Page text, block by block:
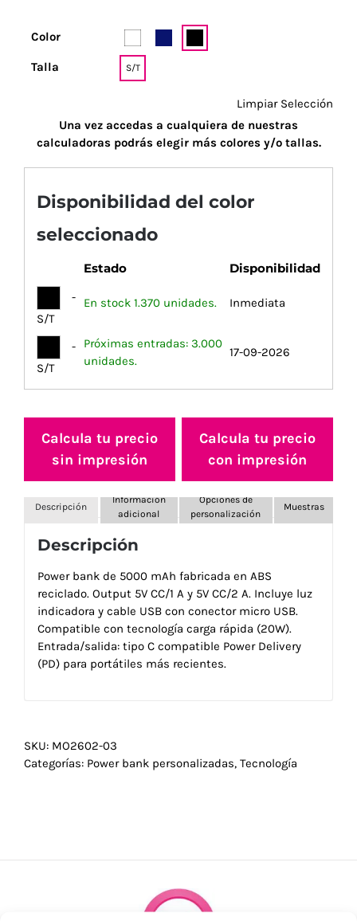
Color
Talla S/T
Limpiar Selección
Una vez accedas a cualquiera de nuestras
calculadoras podrás elegir más colores y/o tallas.
Disponibilidad del color
seleccionado
Estado Disponibilidad
-
S/T
En stock 1.370 unidades. Inmediata
-
S/T
Próximas entradas: 3.000
unidades.
17-09-2026
Calcula tu precio
sin impresión
Calcula tu precio
con impresión
Descripción
Información
adicional
Opciones de
personalización
Muestras
Descripción
Power bank de 5000 mAh fabricada en ABS
reciclado. Output 5V CC/1 A y 5V CC/2 A. Incluye luz
indicadora y cable USB con conector micro USB.
Compatible con tecnología carga rápida (20W).
Entrada/salida: tipo C compatible Power Delivery
(PD) para portátiles más recientes.
SKU: MO2602-03
Categorías: Power bank personalizadas, Tecnología